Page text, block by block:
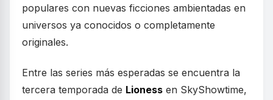
populares con nuevas ficciones ambientadas en
universos ya conocidos o completamente
originales.
Entre las series más esperadas se encuentra la
tercera temporada de Lioness en SkyShowtime,